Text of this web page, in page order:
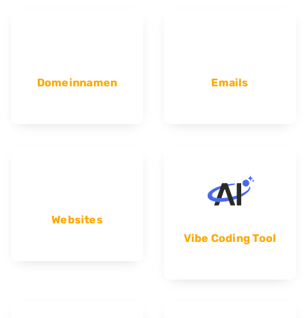
Domeinnamen Emails
Websites
Vibe Coding Tool